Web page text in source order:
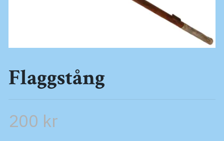
Flaggstång
200 kr